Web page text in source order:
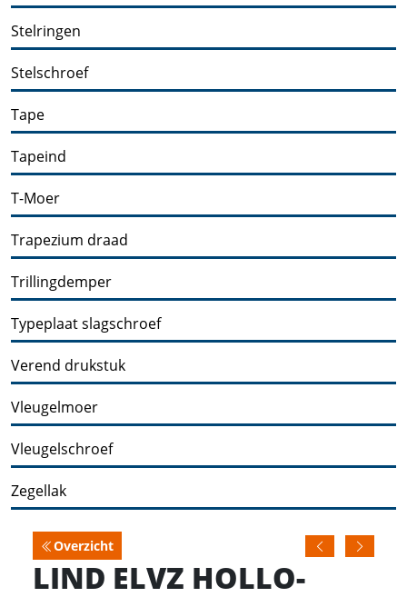
Stelringen
Stelschroef
Tape
Tapeind
T-Moer
Trapezium draad
Trillingdemper
Typeplaat slagschroef
Verend drukstuk
Vleugelmoer
Vleugelschroef
Zegellak
Overzicht
LIND ELVZ HOLLO-